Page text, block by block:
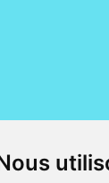
de la pharmacie